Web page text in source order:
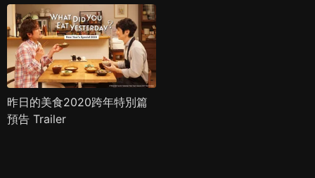
昨日的美食2020跨年特別篇
預告 Trailer